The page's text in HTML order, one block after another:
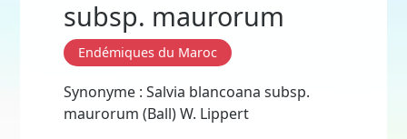
subsp. maurorum
Endémiques du Maroc
Synonyme : Salvia blancoana subsp.
maurorum (Ball) W. Lippert